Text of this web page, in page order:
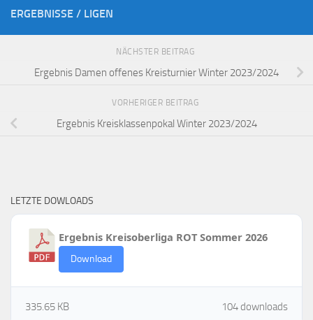
ERGEBNISSE / LIGEN
NÄCHSTER BEITRAG
Ergebnis Damen offenes Kreisturnier Winter 2023/2024
VORHERIGER BEITRAG
Ergebnis Kreisklassenpokal Winter 2023/2024
LETZTE DOWLOADS
Ergebnis Kreisoberliga ROT Sommer 2026
Download
104 downloads
335.65 KB